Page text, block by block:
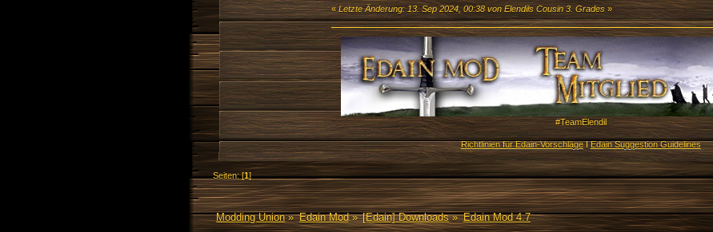
«Letzte Änderung: 13. Sep 2024, 00:38 von Elendils Cousin 3. Grades »
#TeamElendil
Richtlinien für Edain-VorschlägeIEdain Suggestion Guidelines
Seiten: [1]
Modding Union» Edain Mod» [Edain] Downloads» Edain Mod 4.7